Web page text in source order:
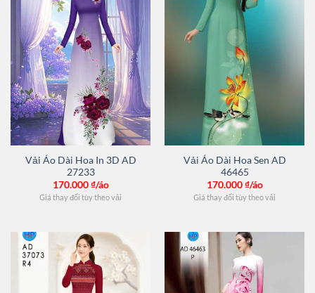
Vải Áo Dài Hoa In 3D AD
27233
170.000₫/áo
Giá thay đổi tùy theo vải
Vải Áo Dài Hoa Sen AD
46465
170.000₫/áo
Giá thay đổi tùy theo vải